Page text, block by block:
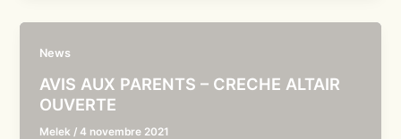
News
AVIS AUX PARENTS – CRECHE ALTAIR
OUVERTE
Melek /4 novembre 2021